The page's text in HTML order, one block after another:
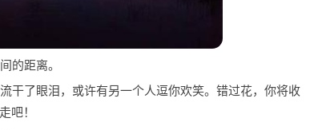
的距离。
干了眼泪，或许有另一个人逗你欢笑。错过花，你将收
吧！